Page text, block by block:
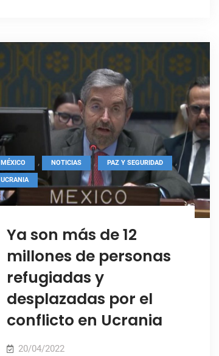
que
haya
un
veto
el
Consejo
de
Seguridad
MÉXICO , NOTICIAS , PAZ Y SEGURIDAD ,
UCRANIA
Ya son más de 12
millones de personas
refugiadas y
desplazadas por el
conflicto en Ucrania
20/04/2022